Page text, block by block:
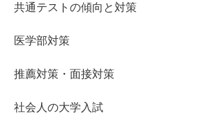
共通テストの傾向と対策
医学部対策
推薦対策・面接対策
社会人の大学入試